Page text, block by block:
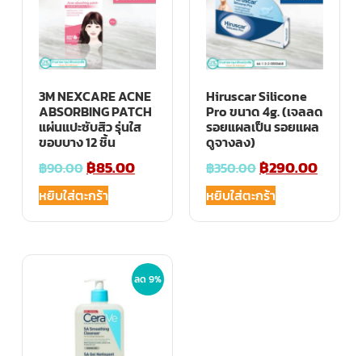
3M NEXCARE ACNE
ABSORBING PATCH
แผ่นแปะซับสิว รุ่นใส
ขอบบาง 12 ชิ้น
฿90.00฿85.00
หยิบใส่ตะกร้า
Hiruscar Silicone
Pro ขนาด 4g. (เจลลด
รอยแผลเป็น รอยแผล
ดูจางลง)
฿350.00฿290.00
หยิบใส่ตะกร้า
ลด 9%